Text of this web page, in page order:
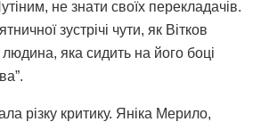
не знати своїх перекладачів.
зустрічі чути, як Вітков
яка сидить на його боці
різку критику. Яніка Мерило,